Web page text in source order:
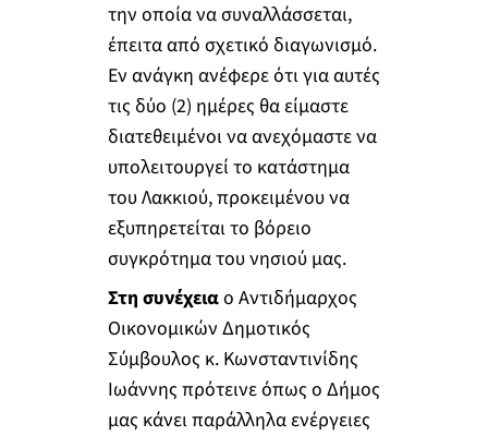
την οποία να συναλλάσσεται,
έπειτα από σχετικό διαγωνισμό.
Εν ανάγκη ανέφερε ότι για αυτές
τις δύο (2) ημέρες θα είμαστε
διατεθειμένοι να ανεχόμαστε να
υπολειτουργεί το κατάστημα
του Λακκιού, προκειμένου να
εξυπηρετείται το βόρειο
συγκρότημα του νησιού μας.
Στη συνέχειαο Αντιδήμαρχος
Οικονομικών Δημοτικός
Σύμβουλος κ. Κωνσταντινίδης
Ιωάννης πρότεινε όπως ο Δήμος
μας κάνει παράλληλα ενέργειες